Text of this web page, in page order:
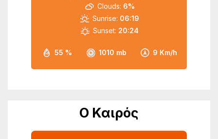
55 % 1010 mb 9 Km/h
Clouds: 6%
Sunrise: 06:19
Sunset: 20:24
Ο Καιρός